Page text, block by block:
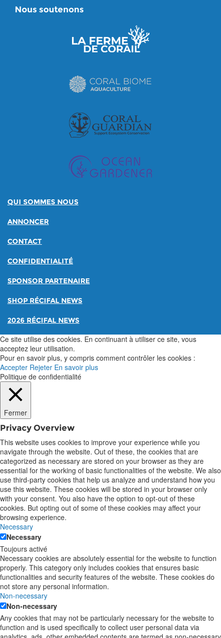
Nous soutenons
QUI SOMMES NOUS
ANNONCER
CONTACT
CONFIDENTIALITÉ
SPONSOR PARTENAIRE
SHOP RÉCIFAL NEWS
2026 RÉCIFAL NEWS
Ce site utilise des cookies. En continuant à utiliser ce site, vous
acceptez leur utilisation.
Pour en savoir plus, y compris comment contrôler les cookies :
Accepter Rejeter En savoir plus
Politique de confidentialité
Fermer
Privacy Overview
This website uses cookies to improve your experience while you
navigate through the website. Out of these, the cookies that are
categorized as necessary are stored on your browser as they are
essential for the working of basic functionalities of the website. We also
use third-party cookies that help us analyze and understand how you
use this website. These cookies will be stored in your browser only
with your consent. You also have the option to opt-out of these
cookies. But opting out of some of these cookies may affect your
browsing experience.
Necessary
Necessary
Toujours activé
Necessary cookies are absolutely essential for the website to function
properly. This category only includes cookies that ensures basic
functionalities and security features of the website. These cookies do
not store any personal information.
Non-necessary
Non-necessary
Any cookies that may not be particularly necessary for the website to
function and is used specifically to collect user personal data via